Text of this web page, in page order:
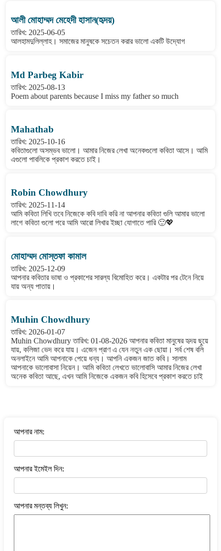
আলী মোহাম্মদ মেহেদী হাসান(হৃদয়)
তারিখ: 2025-06-05
আলহামদুলিল্লাহ। সমাজের মানুষকে সচেতন করার ভালো একটি উদ্যোগ
Md Parbeg Kabir
তারিখ: 2025-08-13
Poem about parents because I miss my father so much
Mahathab
তারিখ: 2025-10-16
কবিতাগুলো অসম্ভব ভালো। আমার নিজের লেখা অনেকগুলো কবিতা আসে। আমি
এগুলো পাবলিকে প্রকাশ করতে চাই।
Robin Chowdhury
তারিখ: 2025-11-14
আমি কবিতা লিখি তবে নিজেকে কবি দাবি করি না আপনার কবিতা গুলি আমার ভালো
লাগে কবিতা গুলো পরে আমি আরো লিখার ইচ্ছা যোগাতে পারি 🙂💖
মোহাম্মদ মোস্তফা কামাল
তারিখ: 2025-12-09
আপনার কবিতার ভাষা ও প্রকাশের সারল্য বিমোহিত করে। একটার পর টেনে নিয়ে
যায় অন্য পাতায়।
Muhin Chowdhury
তারিখ: 2026-01-07
Muhin Chowdhury তারিখ: 01-08-2026 আপনার কবিতা মানুষের হৃদয় ছুয়ে
যায়, কলিজা ভেদ করে যায়। এজেন প্রাণ এ যেন নতুন এক ছোয়া। সর্ব শেষ বলি
অনলাইনে আমি আপনাকে পেয়ে ধন্য। আপনি একজন জাত কবি। সালাম
আপনাকে ভালোবাসা নিয়েন। আমি কবিতা লেখতে ভালোবাসি আমার নিজের লেখা
অনেক কবিতা আছে, এখন আমি নিজেকে একজন কবি হিসেবে প্রকাশ করতে চাই
আপনার নাম:
আপনার ইমেইল দিন:
আপনার মন্তব্য লিখুন: